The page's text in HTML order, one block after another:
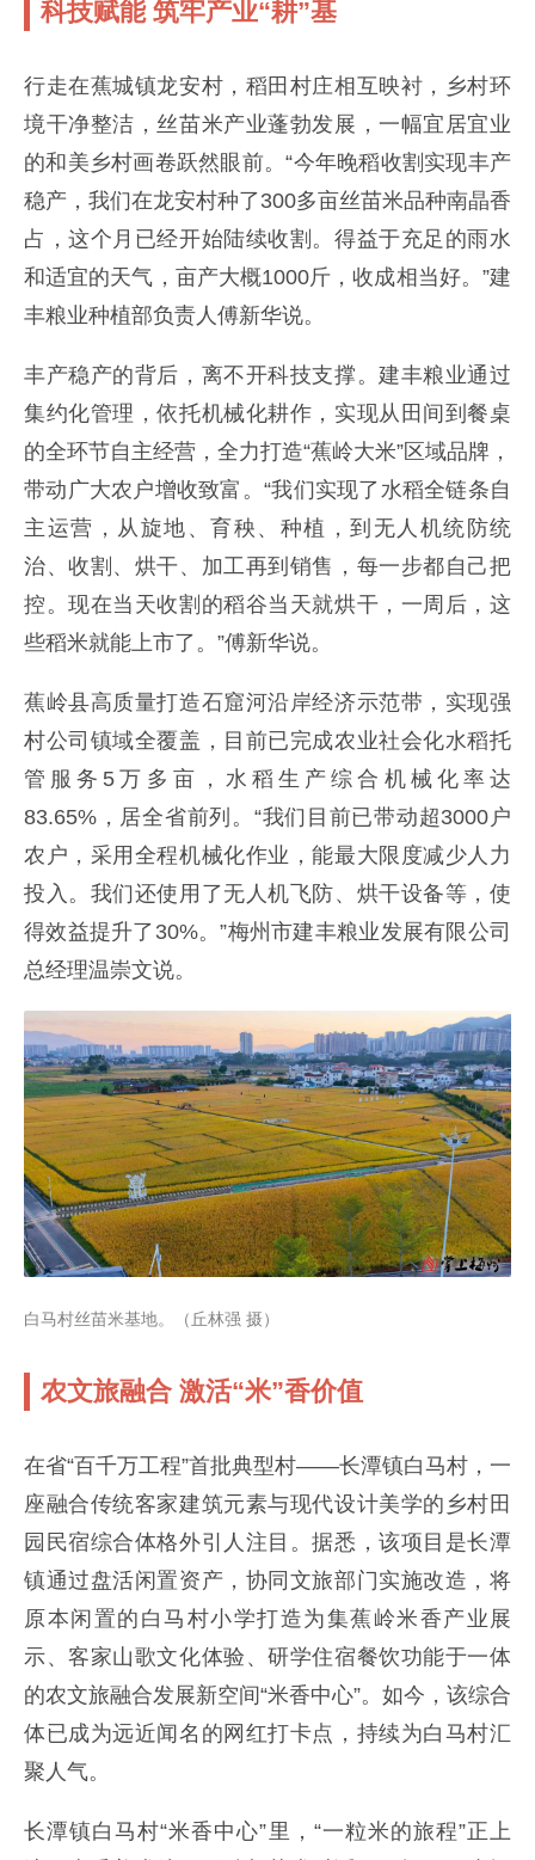
科技赋能 筑牢产业“耕”基
行走在蕉城镇龙安村，稻田村庄相互映衬，乡村环
境干净整洁，丝苗米产业蓬勃发展，一幅宜居宜业
的和美乡村画卷跃然眼前。“今年晚稻收割实现丰产
稳产，我们在龙安村种了300多亩丝苗米品种南晶香
占，这个月已经开始陆续收割。得益于充足的雨水
和适宜的天气，亩产大概1000斤，收成相当好。”建
丰粮业种植部负责人傅新华说。
丰产稳产的背后，离不开科技支撑。建丰粮业通过
集约化管理，依托机械化耕作，实现从田间到餐桌
的全环节自主经营，全力打造“蕉岭大米”区域品牌，
带动广大农户增收致富。“我们实现了水稻全链条自
主运营，从旋地、育秧、种植，到无人机统防统
治、收割、烘干、加工再到销售，每一步都自己把
控。现在当天收割的稻谷当天就烘干，一周后，这
些稻米就能上市了。”傅新华说。
蕉岭县高质量打造石窟河沿岸经济示范带，实现强
村公司镇域全覆盖，目前已完成农业社会化水稻托
管服务5万多亩，水稻生产综合机械化率达
83.65%，居全省前列。“我们目前已带动超3000户
农户，采用全程机械化作业，能最大限度减少人力
投入。我们还使用了无人机飞防、烘干设备等，使
得效益提升了30%。”梅州市建丰粮业发展有限公司
总经理温崇文说。
白马村丝苗米基地。（丘林强 摄）
农文旅融合 激活“米”香价值
在省“百千万工程”首批典型村——长潭镇白马村，一
座融合传统客家建筑元素与现代设计美学的乡村田
园民宿综合体格外引人注目。据悉，该项目是长潭
镇通过盘活闲置资产，协同文旅部门实施改造，将
原本闲置的白马村小学打造为集蕉岭米香产业展
示、客家山歌文化体验、研学住宿餐饮功能于一体
的农文旅融合发展新空间“米香中心”。如今，该综合
体已成为远近闻名的网红打卡点，持续为白马村汇
聚人气。
长潭镇白马村“米香中心”里，“一粒米的旅程”正上